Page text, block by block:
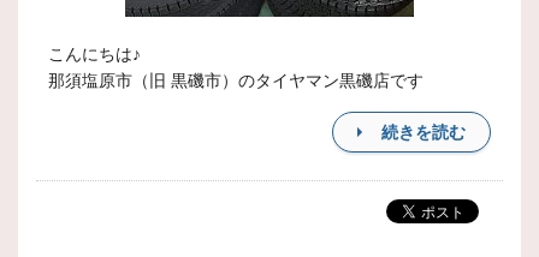
こんにちは♪
那須塩原市（旧 黒磯市）のタイヤマン黒磯店です
続きを読む